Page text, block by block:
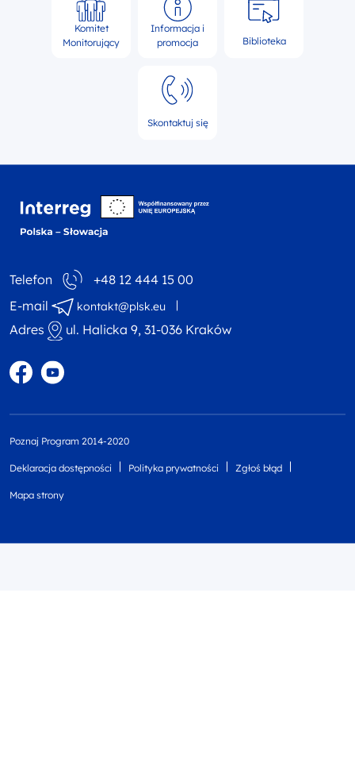
Komitet
Monitorujący
Informacja i
promocja
Biblioteka
Skontaktuj się
Telefon
+48 12 444 15 00
E-mail
kontakt@plsk.eu
Adres ul. Halicka 9, 31-036 Kraków
Profil w portalu Facebook
Profil w portalu YouTube
Poznaj Program 2014-2020
Deklaracja dostępności Polityka prywatności Zgłoś błąd
Mapa strony